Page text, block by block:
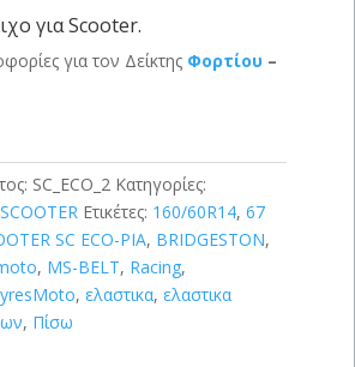
για Scooter.
για τον Δείκτης Φορτίου –
SC_ECO_2 Κατηγορίες:
SCOOTER Ετικέτες: 160/60R14, 67
SC ECO-PIA, BRIDGESTON,
, MS-BELT, Racing,
, ελαστικα, ελαστικα
, Πίσω